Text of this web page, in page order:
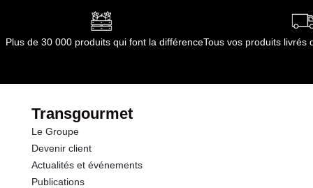
Plus de 30 000 produits qui font la différenceTous vos produits livrés
Transgourmet
Le Groupe
Devenir client
Actualités et événements
Publications